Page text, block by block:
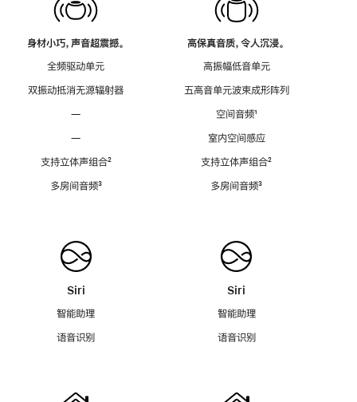
身材小巧，声音超震撼。
全频驱动单元
双振动抵消无源辐射器
—
—
支持立体声组合脚
²
多房间音频脚
³
Siri
智能助理
语音识别
高保真音质，令人沉浸。
高振幅低音单元
五高音单元波束成形阵列
空间音频脚
¹
室内空间感应
支持立体声组合脚
²
多房间音频脚
³
Siri
智能助理
语音识别